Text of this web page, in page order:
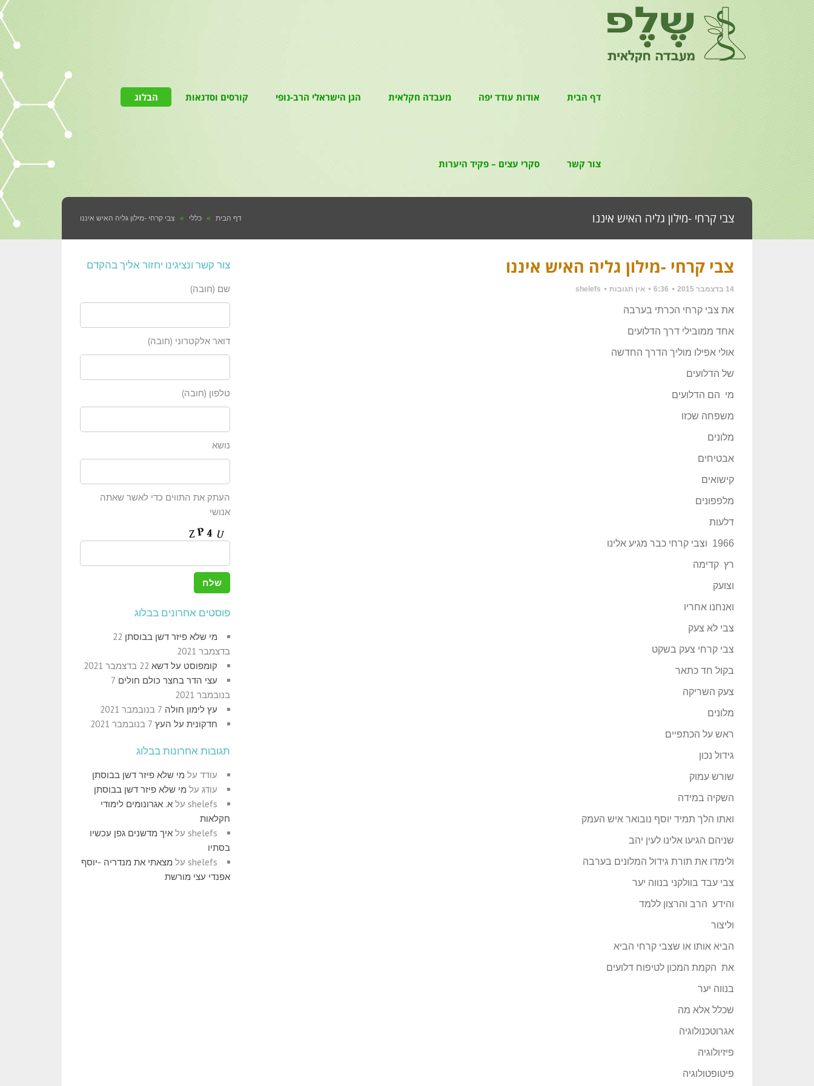
דף הבית אודות עודד יפה מעבדה חקלאית הגן הישראלי הרב-נופי קורסים וסדנאות הבלוג
צור קשר סקרי עצים – פקיד היערות
צבי קרחי -מילון גליה האיש איננו דף הבית » כללי » צבי קרחי -מילון גליה האיש איננו
צבי קרחי -מילון גליה האיש איננו
14 בדצמבר 2015 6:36 אין תגובות shelefs
את צבי קרחי הכרתי בערבה
אחד ממובילי דרך הדלועים
אולי אפילו מוליך הדרך החדשה
של הדלועים
מי הם הדלועים
משפחה שכזו
מלונים
אבטיחים
קישואים
מלפפונים
דלעות
1966 וצבי קרחי כבר מגיע אלינו
רץ קדימה
וצועק
ואנחנו אחריו
צבי לא צעק
צבי קרחי צעק בשקט
בקול חד כתאר
צעק השריקה
מלונים
ראש על הכתפיים
גידול נכון
שורש עמוק
השקיה במידה
ואתו הלך תמיד יוסף נובואר איש העמק
שניהם הגיעו אלינו לעין יהב
ולימדו את תורת גידול המלונים בערבה
צבי עבד בוולקני בנווה יער
והידע הרב והרצון ללמד
וליצור
הביא אותו או שצבי קרחי הביא
את הקמת המכון לטיפוח דלועים
בנווה יער
שכלל אלא מה
אגרוטכנולוגיה
פיזיולוגיה
פיטופטולוגיה
צור קשר ונציגינו יחזור אליך בהקדם
שם (חובה)
דואר אלקטרוני (חובה)
טלפון (חובה)
נושא
העתק את התווים כדי לאשר שאתה
אנושי
פוסטים אחרונים בבלוג
מי שלא פיזר דשן בבוסתן 22
בדצמבר 2021
קומפוסט על דשא 22 בדצמבר 2021
עצי הדר בחצר כולם חולים 7
בנובמבר 2021
עץ לימון חולה 7 בנובמבר 2021
חדקונית על העץ 7 בנובמבר 2021
תגובות אחרונות בבלוג
עודד על מי שלא פיזר דשן בבוסתן
עודג על מי שלא פיזר דשן בבוסתן
shelefs עלא. אגרונומים לימודי
חקלאות
shelefs עלאיך מדשנים גפן עכשיו
בסתיו
shelefs על מצאתי את מנדריה -יוסף
אפנדי עצי מורשת